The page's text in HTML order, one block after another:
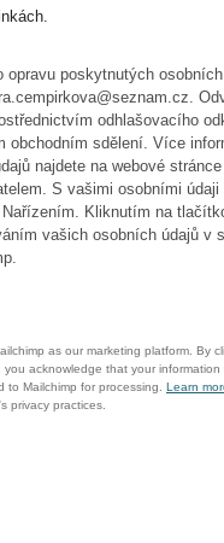
opravu poskytnutých osobních
odhlašovacího
obchodním sdělení. Více
najdete na webové
S vašimi osobními údaji
Kliknutím na
vašich osobních údajů v
as our marketing platform. By
you acknowledge that your information
to Mailchimp for processing. Learn
privacy practices.